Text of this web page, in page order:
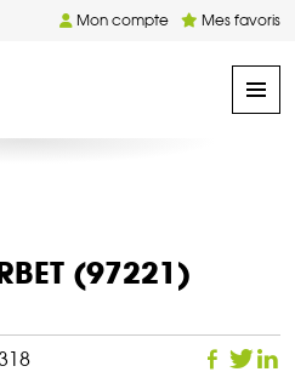
Mon compte Mes favoris
(97221)